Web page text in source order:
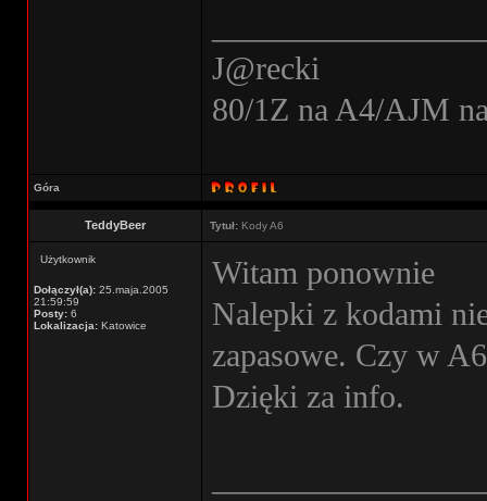
J@recki
80/1Z na A4/AJM
Góra
TeddyBeer Tytuł: Kody A6
Użytkownik
Dołączył(a): 25.maja.2005
21:59:59
Posty: 6
Lokalizacja: Katowice
Witam ponownie
Nalepki z kodami
zapasowe. Czy w
Dzięki za info.